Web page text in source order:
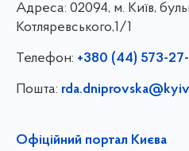
Адреса: 02094, м. Київ,
Котляревського,1/1
Телефон: +380 (44) 573-
Пошта:
Офіційний портал Києва